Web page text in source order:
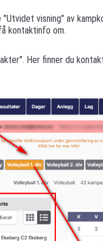
visning" av
kontaktinfo om.
Her finner du